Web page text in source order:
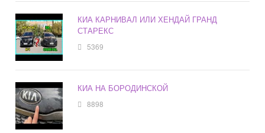
КИА КАРНИВАЛ ИЛИ ХЕНДАЙ ГРАНД
СТАРЕКС
5369
КИА НА БОРОДИНСКОЙ
8898